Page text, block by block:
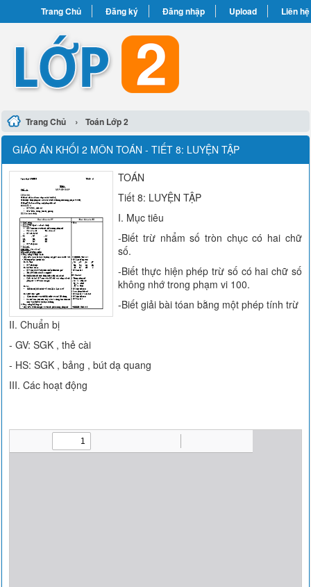
Trang Chủ Đăng ký Đăng nhập Upload Liên hệ
Trang Chủ › Toán Lớp 2
GIÁO ÁN KHỐI 2 MÔN TOÁN - TIẾT 8: LUYỆN TẬP
TOÁN
Tiết 8: LUYỆN TẬP
I. Mục tiêu
-Biết trừ nhẩm số tròn chục có hai chữ
số.
-Biết thực hiện phép trừ số có hai chữ số
không nhớ trong phạm vi 100.
-Biết giải bài tóan bằng một phép tính trừ
II. Chuẩn bị
- GV: SGK , thẻ cài
- HS: SGK , bảng , bút dạ quang
III. Các hoạt động